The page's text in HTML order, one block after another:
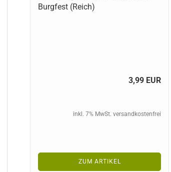
Burgfest (Reich)
3,99 EUR
inkl. 7% MwSt. versandkostenfrei
ZUM ARTIKEL